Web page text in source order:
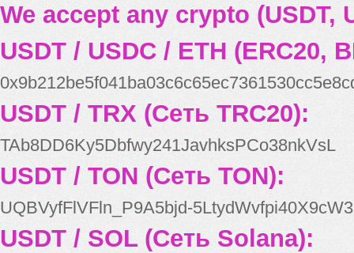
We accept any crypto (USDT,
USDT / USDC / ETH (ERC20,
USDT / TRX (Сеть TRC20):
TAb8DD6Ky5Dbfwy241JavhksPCo38nkVsL
USDT / TON (Сеть TON):
UQBVyfFlVFln_P9A5bjd-
USDT / SOL (Сеть Solana):